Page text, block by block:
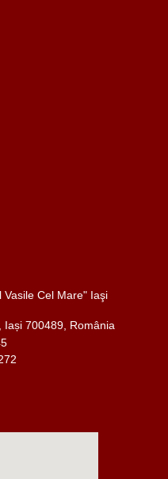
Vasile Cel Mare" Iaşi
Iași 700489, România